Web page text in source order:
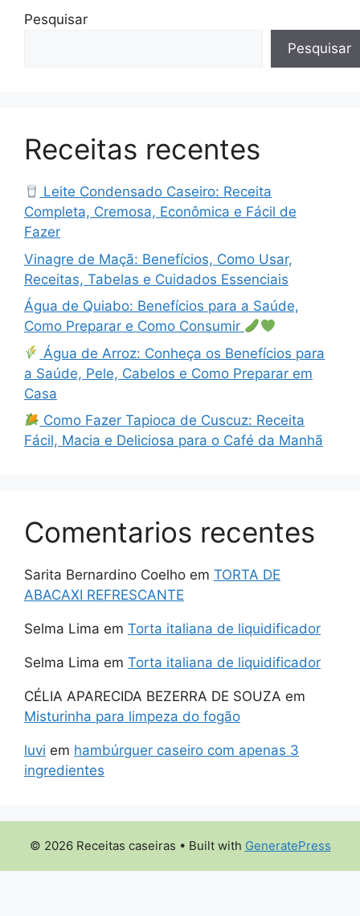
Pesquisar
Pesquisar
Receitas recentes
Leite Condensado Caseiro: Receita
Completa, Cremosa, Econômica e Fácil de
Fazer
Vinagre de Maçã: Benefícios, Como Usar,
Receitas, Tabelas e Cuidados Essenciais
Água de Quiabo: Benefícios para a Saúde,
Como Preparar e Como Consumir
Água de Arroz: Conheça os Benefícios para
a Saúde, Pele, Cabelos e Como Preparar em
Casa
Como Fazer Tapioca de Cuscuz: Receita
Fácil, Macia e Deliciosa para o Café da Manhã
Comentarios recentes
Sarita Bernardino Coelho em TORTA DE
ABACAXI REFRESCANTE
Selma Lima em Torta italiana de liquidificador
Selma Lima em Torta italiana de liquidificador
CÉLIA APARECIDA BEZERRA DE SOUZA em
Misturinha para limpeza do fogão
luvi em hambúrguer caseiro com apenas 3
ingredientes
© 2026 Receitas caseiras • Built with GeneratePress